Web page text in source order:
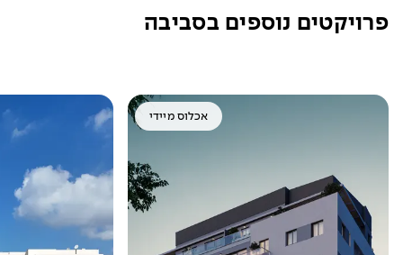
פרויקטים נוספים בסביבה
אכלוס מיידי